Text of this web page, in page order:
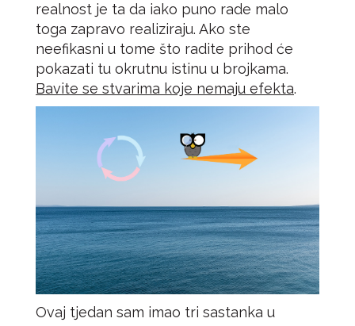
realnost je ta da iako puno rade malo
toga zapravo realiziraju. Ako ste
neefikasni u tome što radite prihod će
pokazati tu okrutnu istinu u brojkama.
Bavite se stvarima koje nemaju efekta.
Ovaj tjedan sam imao tri sastanka u